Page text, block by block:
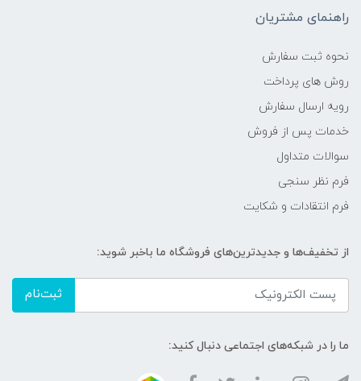
راهنمای مشتریان
نحوه ثبت سفارش
روش های پرداخت
رویه ارسال سفارش
خدمات پس از فروش
سوالات متداول
فرم نظر سنجی
فرم انتقادات و شکایت
از تخفیف‌ها و جدیدترین‌های فروشگاه ما باخبر شوید:
ثبت‌نام
ما را در شبکه‌های اجتماعی دنبال کنید: